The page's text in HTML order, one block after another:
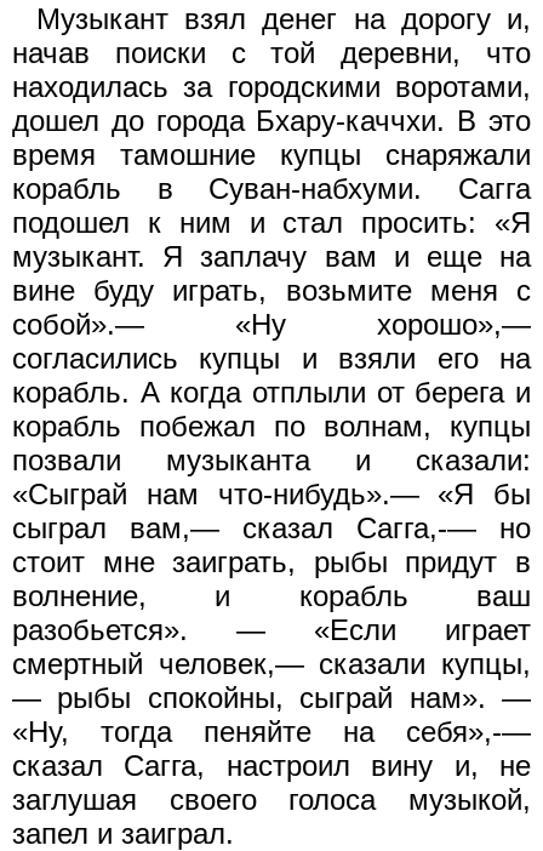
Музыкант взял денег на дорогу и,
начав поиски с той деревни, что
находилась за городскими воротами,
дошел до города Бхару-каччхи. В это
время тамошние купцы снаряжали
корабль в Суван-набхуми. Сагга
подошел к ним и стал просить: «Я
музыкант. Я заплачу вам и еще на
вине буду играть, возьмите меня с
собой».— «Ну хорошо»,—
согласились купцы и взяли его на
корабль. А когда отплыли от берега и
корабль побежал по волнам, купцы
позвали музыканта и сказали:
«Сыграй нам что-нибудь».— «Я бы
сыграл вам,— сказал Сагга,-— но
стоит мне заиграть, рыбы придут в
волнение, и корабль ваш
разобьется». — «Если играет
смертный человек,— сказали купцы,
— рыбы спокойны, сыграй нам». —
«Ну, тогда пеняйте на себя»,-—
сказал Сагга, настроил вину и, не
заглушая своего голоса музыкой,
запел и заиграл.